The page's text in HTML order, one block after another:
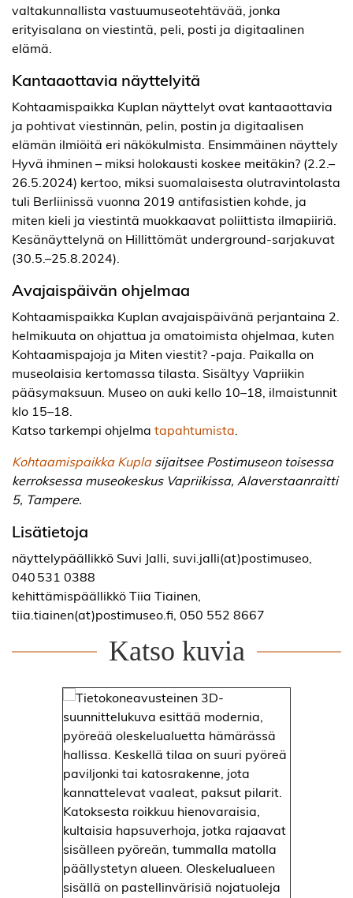
valtakunnallista vastuumuseotehtävää, jonka
erityisalana on viestintä, peli, posti ja digitaalinen
elämä.
Kantaaottavia näyttelyitä
Kohtaamispaikka Kuplan näyttelyt ovat kantaaottavia
ja pohtivat viestinnän, pelin, postin ja digitaalisen
elämän ilmiöitä eri näkökulmista. Ensimmäinen näyttely
Hyvä ihminen – miksi holokausti koskee meitäkin? (2.2.–
26.5.2024) kertoo, miksi suomalaisesta olutravintolasta
tuli Berliinissä vuonna 2019 antifasistien kohde, ja
miten kieli ja viestintä muokkaavat poliittista ilmapiiriä.
Kesänäyttelynä on Hillittömät underground-sarjakuvat
(30.5.–25.8.2024).
Avajaispäivän ohjelmaa
Kohtaamispaikka Kuplan avajaispäivänä perjantaina 2.
helmikuuta on ohjattua ja omatoimista ohjelmaa, kuten
Kohtaamispajoja ja Miten viestit? -paja. Paikalla on
museolaisia kertomassa tilasta. Sisältyy Vapriikin
pääsymaksuun. Museo on auki kello 10–18, ilmaistunnit
klo 15–18.
Katso tarkempi ohjelma tapahtumista
Kohtaamispaikka Kuplasijaitsee Postimuseon toisessa
kerroksessa museokeskus Vapriikissa, Alaverstaanraitti
5, Tampere.
Lisätietoja
näyttelypäällikkö Suvi Jalli, suvi.jalli(at)postimuseo,
040 531 0388
kehittämispäällikkö Tiia Tiainen,
tiia.tiainen(at)postimuseo.fi, 050 552 8667
Katso kuvia